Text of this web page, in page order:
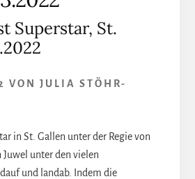
Superstar, St.
VON JULIA STÖHR-
in St. Gallen unter der Regie von
Juwel unter den vielen
und landab. Indem die